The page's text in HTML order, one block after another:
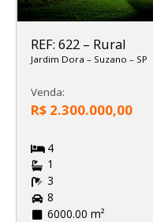
REF: 622 – Rural
Jardim Dora – Suzano – SP
Venda:
R$ 2.300.000,00
4
1
3
8
6000.00 m²